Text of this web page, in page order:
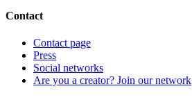
Contact
Contact page
Press
Social networks
Are you a creator? Join our network